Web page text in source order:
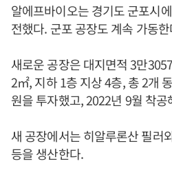
알에프바이오는 경기도 군포시
전했다. 군포 공장도 계속 가동
새로운 공장은 대지면적 3만
2㎡, 지하 1층 지상 4층, 총 2개
원을 투자했고, 2022년 9월 착
새 공장에서는 히알루론산 필러
등을 생산한다.